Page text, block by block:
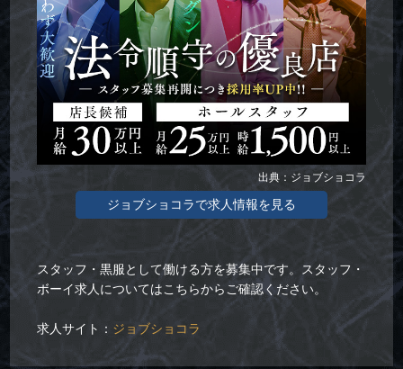
出典：ジョブショコラ
ジョブショコラで求人情報を見る
スタッフ・黒服として働ける方を募集中です。スタッフ・
ボーイ求人についてはこちらからご確認ください。
求人サイト： ジョブショコラ